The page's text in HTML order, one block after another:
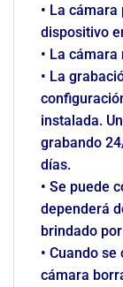
• La
dispositivo
• La
• La
instalada.
grabando
días.
• Se puede
dependerá
brindado
• Cuando
cámara